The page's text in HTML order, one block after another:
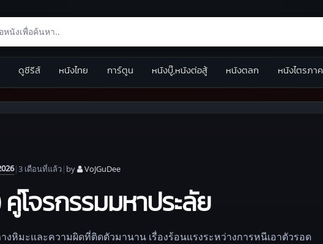
ดูซีรีส์ หนังไทย การ์ตูน หนังบู๊,หนังต่อสู้ หนังตลก หนังไตรภาค
|3 เดือนที่แล้ว| by VoJGuDee
คู่โจรกรรมมหาประลัย
หิมะและความผิดที่ติดตัวมานาน เรื่องร้อนแรงระหว่างการหนีเอาตัวรอด